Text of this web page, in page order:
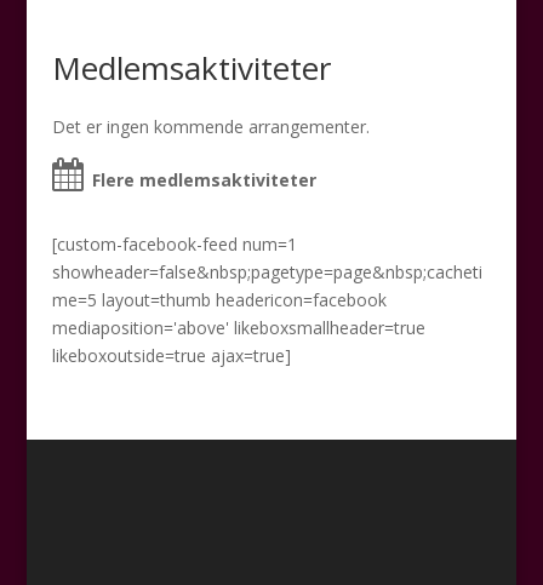
Medlemsaktiviteter
Det er ingen kommende arrangementer.
Flere medlemsaktiviteter
[custom-facebook-feed num=1
showheader=false&nbsp;pagetype=page&nbsp;cacheti
me=5 layout=thumb headericon=facebook
mediaposition='above' likeboxsmallheader=true
likeboxoutside=true ajax=true]